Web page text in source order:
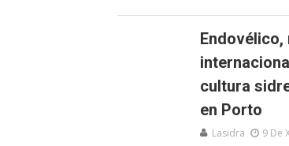
cultura
en Porto
Lasidra 9 De